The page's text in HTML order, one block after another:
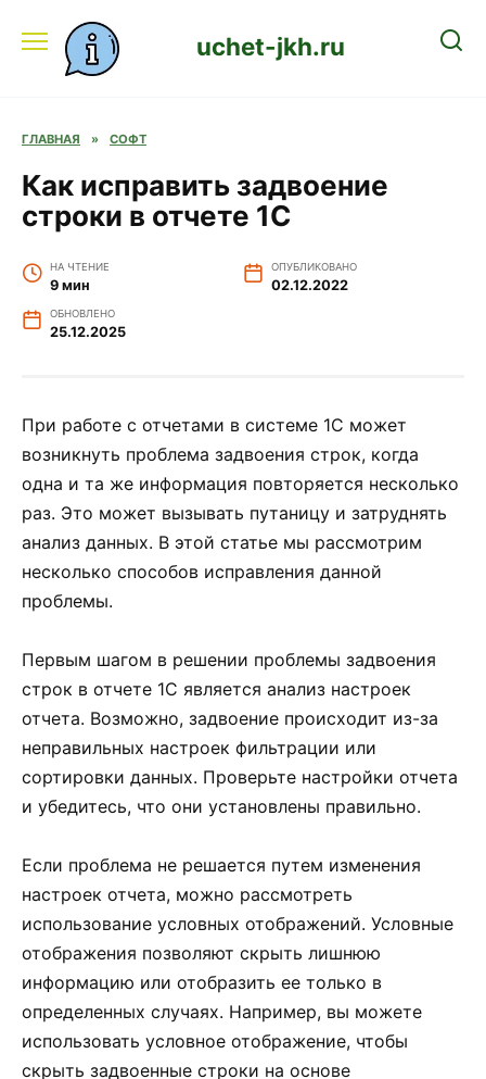
содержанию
uchet-jkh.ru
ГЛАВНАЯ » СОФТ
Как исправить задвоение
строки в отчете 1С
НА ЧТЕНИЕ
9 мин
ОПУБЛИКОВАНО
02.12.2022
ОБНОВЛЕНО
25.12.2025
При работе с отчетами в системе 1С может
возникнуть проблема задвоения строк, когда
одна и та же информация повторяется несколько
раз. Это может вызывать путаницу и затруднять
анализ данных. В этой статье мы рассмотрим
несколько способов исправления данной
проблемы.
Первым шагом в решении проблемы задвоения
строк в отчете 1С является анализ настроек
отчета. Возможно, задвоение происходит из-за
неправильных настроек фильтрации или
сортировки данных. Проверьте настройки отчета
и убедитесь, что они установлены правильно.
Если проблема не решается путем изменения
настроек отчета, можно рассмотреть
использование условных отображений. Условные
отображения позволяют скрыть лишнюю
информацию или отобразить ее только в
определенных случаях. Например, вы можете
использовать условное отображение, чтобы
скрыть задвоенные строки на основе